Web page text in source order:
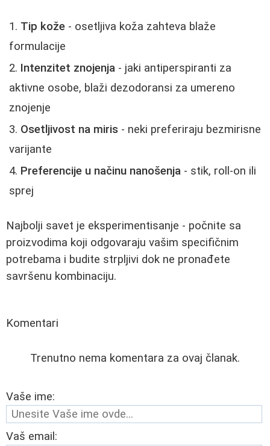
Tip kože - osetljiva koža zahteva blaže
formulacije
Intenzitet znojenja - jaki antiperspiranti za
aktivne osobe, blaži dezodoransi za umereno
znojenje
Osetljivost na miris - neki preferiraju bezmirisne
varijante
Preferencije u načinu nanošenja - stik, roll-on ili
sprej
Najbolji savet je eksperimentisanje - počnite sa
proizvodima koji odgovaraju vašim specifičnim
potrebama i budite strpljivi dok ne pronađete
savršenu kombinaciju.
Komentari
Trenutno nema komentara za ovaj članak.
Vaše ime:
Vaš email: